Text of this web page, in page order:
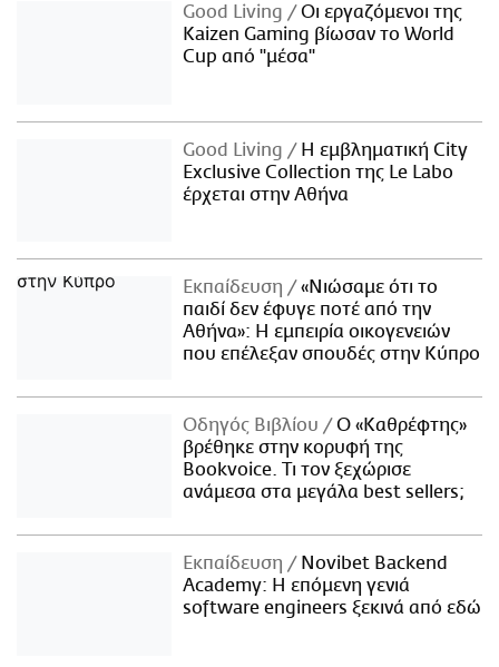
Good Living
Οι εργαζόμενοι της
Kaizen Gaming βίωσαν το World
Cup από "μέσα"
Good Living
Η εμβληματική City
Exclusive Collection της Le Labo
έρχεται στην Αθήνα
Εκπαίδευση
«Νιώσαμε ότι το
παιδί δεν έφυγε ποτέ από την
Αθήνα»: Η εμπειρία οικογενειών
που επέλεξαν σπουδές στην Κύπρο
Οδηγός Βιβλίου
Ο «Καθρέφτης»
βρέθηκε στην κορυφή της
Bookvoice. Τι τον ξεχώρισε
ανάμεσα στα μεγάλα best sellers;
Εκπαίδευση
Novibet Backend
Academy: Η επόμενη γενιά
software engineers ξεκινά από εδώ